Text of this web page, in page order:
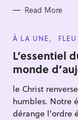
Read More
C
T
E
G
O
R
I
E
S
À LA UNE
L’essentiel
monde
le Christ
humbles. Notre
dérange l'ordre